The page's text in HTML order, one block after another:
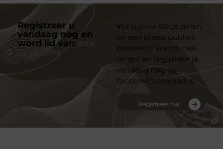
Registreer u
vandaag nog en
word lid van
platform
Wil jij jouw blogs delen
en een breed publiek
bereiken? Wacht niet
langer en registreer je
vandaag nog op
Grotemarktberaad.nl
Registreer nu!